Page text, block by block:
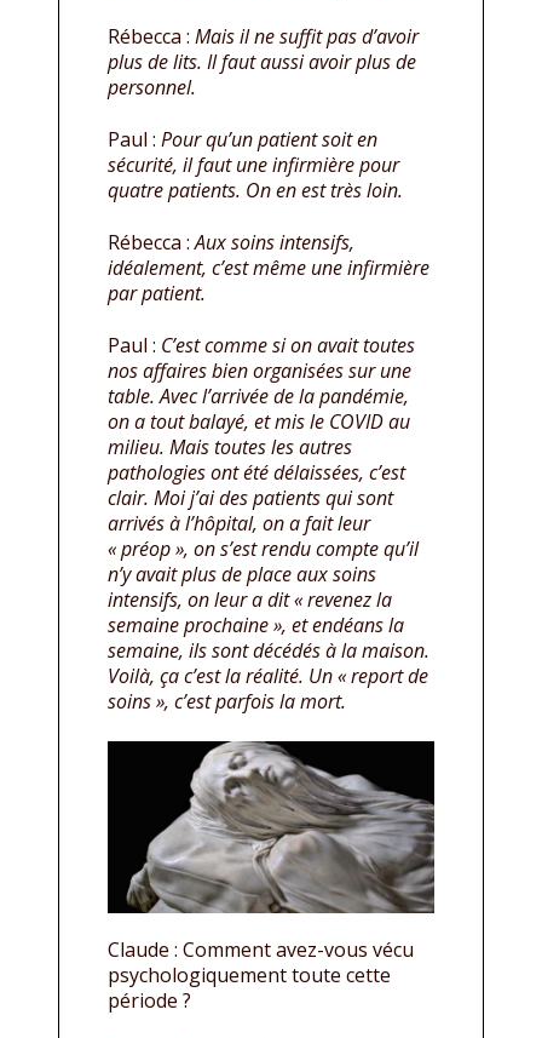
Rébecca : Mais il ne suffit pas d’avoir
plus de lits. Il faut aussi avoir plus de
personnel.
Paul : Pour qu’un patient soit en
sécurité, il faut une infirmière pour
quatre patients. On en est très loin.
Rébecca :Aux soins intensifs,
idéalement, c’est même une infirmière
par patient.
Paul : C’est comme si on avait toutes
nos affaires bien organisées sur une
table. Avec l’arrivée de la pandémie,
on a tout balayé, et mis le COVID au
milieu. Mais toutes les autres
pathologies ont été délaissées, c’est
clair. Moi j’ai des patients qui sont
arrivés à l’hôpital, on a fait leur
« préop », on s’est rendu compte qu’il
n’y avait plus de place aux soins
intensifs, on leur a dit « revenez la
semaine prochaine », et endéans la
semaine, ils sont décédés à la maison.
Voilà, ça c’est la réalité. Un « report de
soins », c’est parfois la mort.
Claude : Comment avez-vous vécu
psychologiquement toute cette
période ?